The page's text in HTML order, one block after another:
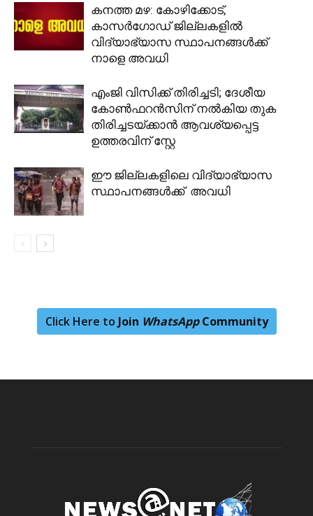
കനത്ത മഴ: കോഴിക്കോട്,
കാസർഗോഡ് ജില്ലകളിൽ
വിദ്യാഭ്യാസ സ്ഥാപനങ്ങൾക്ക്
നാളെ അവധി
എംജി വിസിക്ക് തിരിച്ചടി; ദേശീയ
കോണ്‍ഫറന്‍സിന് നല്‍കിയ തുക
തിരിച്ചടയ്ക്കാന്‍ ആവശ്യപ്പെട്ട
ഉത്തരവിന് സ്റ്റേ
ഈ ജില്ലകളിലെ വിദ്യാഭ്യാസ
സ്ഥാപനങ്ങള്‍ക്ക് അവധി
Click Here to Join WhatsAppCommunity